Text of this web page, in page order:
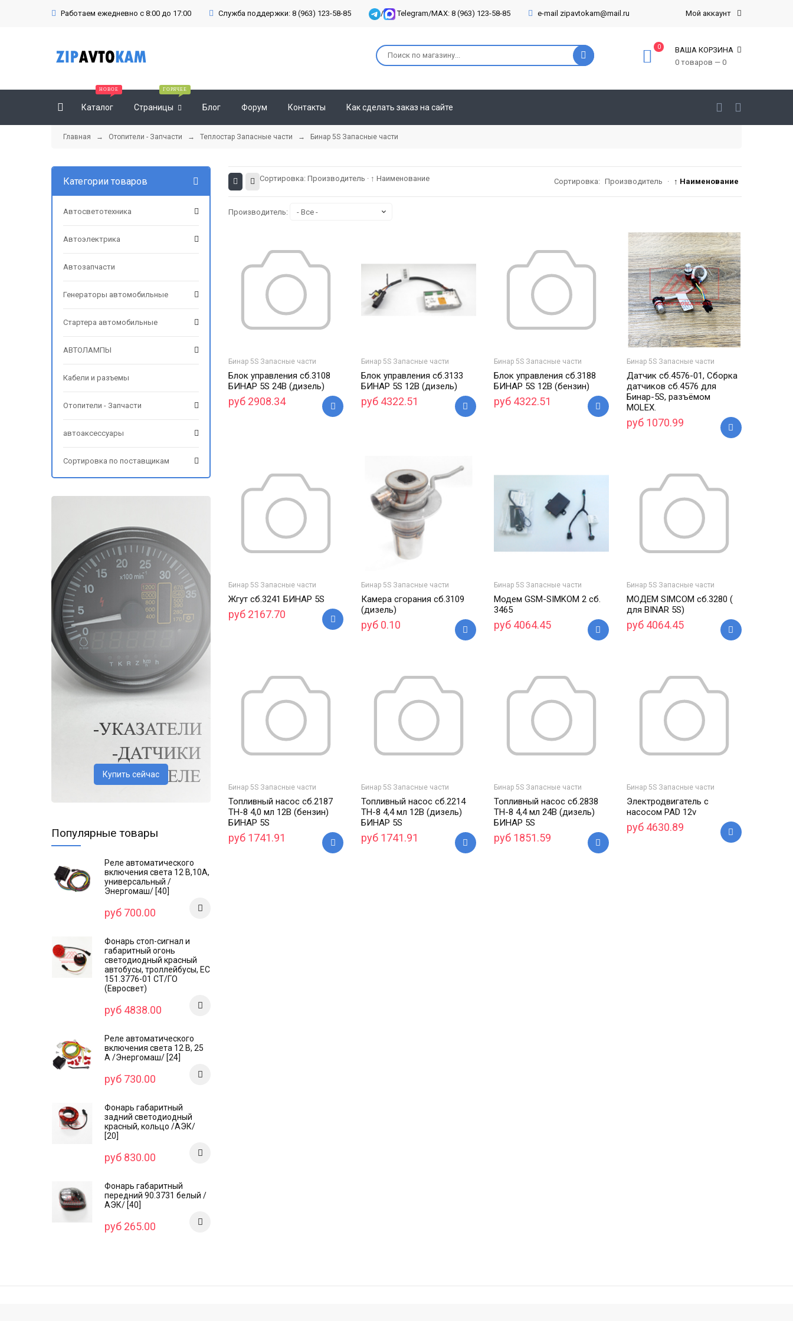
Мой аккаунт
Работаем ежедневно с 8:00 до 17:00 Служба поддержки: 8 (963) 123-58-85 / Telegram/MAX: 8 (963) 123-58-85 e-mail zipavtokam@mail.ru
0
ВАША КОРЗИНА
0 товаров — 0
Каталог Страницы Блог Форум Контакты Как сделать заказ на сайте
Главная → Отопители - Запчасти → Теплостар Запасные части → Бинар 5S Запасные части
Сортировка:Производитель · ↑ Наименование Сортировка: Производитель · ↑ Наименование
Производитель:
Бинар 5S Запасные части
Блок управления сб.3108
БИНАР 5S 24В (дизель)
руб 2908.34
Бинар 5S Запасные части
Блок управления сб.3133
БИНАР 5S 12В (дизель)
руб 4322.51
Бинар 5S Запасные части
Блок управления сб.3188
БИНАР 5S 12В (бензин)
руб 4322.51
Бинар 5S Запасные части
Датчик сб.4576-01, Сборка
датчиков сб.4576 для
Бинар-5S, разъёмом
MOLEX.
руб 1070.99
Бинар 5S Запасные части
Жгут сб.3241 БИНАР 5S
руб 2167.70
Бинар 5S Запасные части
Камера сгорания сб.3109
(дизель)
руб 0.10
Бинар 5S Запасные части
Модем GSM-SIMKOM 2 сб.
3465
руб 4064.45
Бинар 5S Запасные части
МОДЕМ SIMCOM сб.3280 (
для BINAR 5S)
руб 4064.45
Бинар 5S Запасные части
Топливный насос сб.2187
ТН-8 4,0 мл 12В (бензин)
БИНАР 5S
руб 1741.91
Бинар 5S Запасные части
Топливный насос сб.2214
ТН-8 4,4 мл 12В (дизель)
БИНАР 5S
руб 1741.91
Бинар 5S Запасные части
Топливный насос сб.2838
ТН-8 4,4 мл 24В (дизель)
БИНАР 5S
руб 1851.59
Бинар 5S Запасные части
Электродвигатель с
насосом PAD 12v
руб 4630.89
Категории товаров
Автосветотехника
Автоэлектрика
Автозапчасти
Генераторы автомобильные
Стартера автомобильные
АВТОЛАМПЫ
Кабели и разъемы
Отопители - Запчасти
автоаксессуары
Сортировка по поставщикам
Купить сейчас
Популярные товары
Реле автоматического
включения света 12 В,10А,
универсальный /
Энергомаш/ [40]
руб 700.00
Фонарь стоп-сигнал и
габаритный огонь
светодиодный красный
автобусы, троллейбусы, ЕС
151.3776-01 СТ/ГО
(Евросвет)
руб 4838.00
Реле автоматического
включения света 12 В, 25
А /Энергомаш/ [24]
руб 730.00
Фонарь габаритный
задний светодиодный
красный, кольцо /AЭК/
[20]
руб 830.00
Фонарь габаритный
передний 90.3731 белый /
АЭК/ [40]
руб 265.00